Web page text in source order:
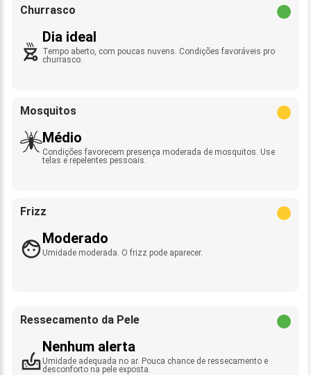
Churrasco
Dia ideal
Tempo aberto, com poucas nuvens. Condições favoráveis pro
churrasco.
Mosquitos
Médio
Condições favorecem presença moderada de mosquitos. Use
telas e repelentes pessoais.
Frizz
Moderado
Umidade moderada. O frizz pode aparecer.
Ressecamento da Pele
Nenhum alerta
Umidade adequada no ar. Pouca chance de ressecamento e
desconforto na pele exposta.